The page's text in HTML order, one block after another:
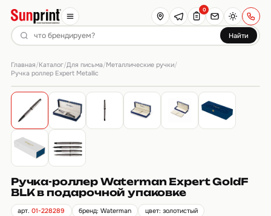
Найти
0
Главная/Каталог/Для письма/Металлические ручки/
Ручка роллер Expert Metallic
Ручка-роллер Waterman Expert GoldF
BLK в подарочной упаковке
арт.01-228289 бренд: Waterman
цвет: золотистый